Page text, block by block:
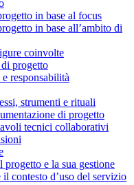
in base al focus
in base all’ambito di
coinvolte
progetto
responsabilità
strumenti e rituali
di progetto
tecnici collaborativi
e la sua gestione
contesto d’uso del servizio